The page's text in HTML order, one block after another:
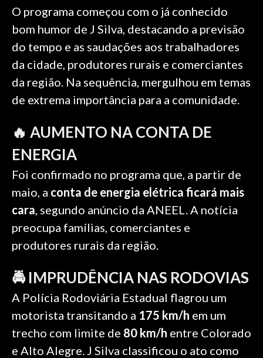
O programa começou com o já conhecido
bom humor de J Silva, destacando a previsão
do tempo e as saudações aos trabalhadores
da cidade, produtores rurais e comerciantes
da região. Na sequência, mergulhou em temas
de extrema importância para a comunidade.
🔥 AUMENTO NA CONTA DE
ENERGIA
Foi confirmado no programa que, a partir de
maio, a conta de energia elétrica ficará mais
cara, segundo anúncio da ANEEL. A notícia
preocupa famílias, comerciantes e
produtores rurais da região.
🚔 IMPRUDÊNCIA NAS RODOVIAS
A Polícia Rodoviária Estadual flagrou um
motorista transitando a 175 km/h em um
trecho com limite de 80 km/h entre Colorado
e Alto Alegre. J Silva classificou o ato como